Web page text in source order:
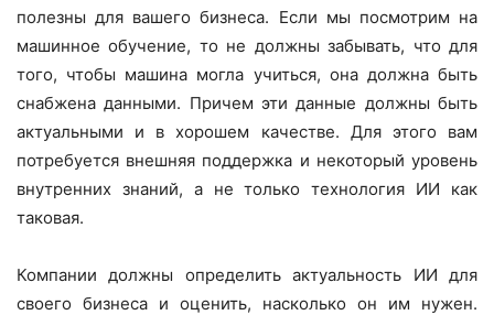
полезны для вашего бизнеса. Если мы посмотрим на
машинное обучение, то не должны забывать, что для
того, чтобы машина могла учиться, она должна быть
снабжена данными. Причем эти данные должны быть
актуальными и в хорошем качестве. Для этого вам
потребуется внешняя поддержка и некоторый уровень
внутренних знаний, а не только технология ИИ как
таковая.
Компании должны определить актуальность ИИ для
своего бизнеса и оценить, насколько он им нужен.